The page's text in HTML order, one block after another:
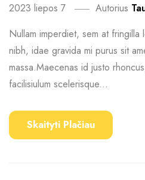
2023 liepos 7 Autorius
Nullam imperdiet, sem at fringilla
nibh, idae gravida mi purus sit
massa.Maecenas id justo
facilisiulum scelerisque...
Skaityti Plačiau